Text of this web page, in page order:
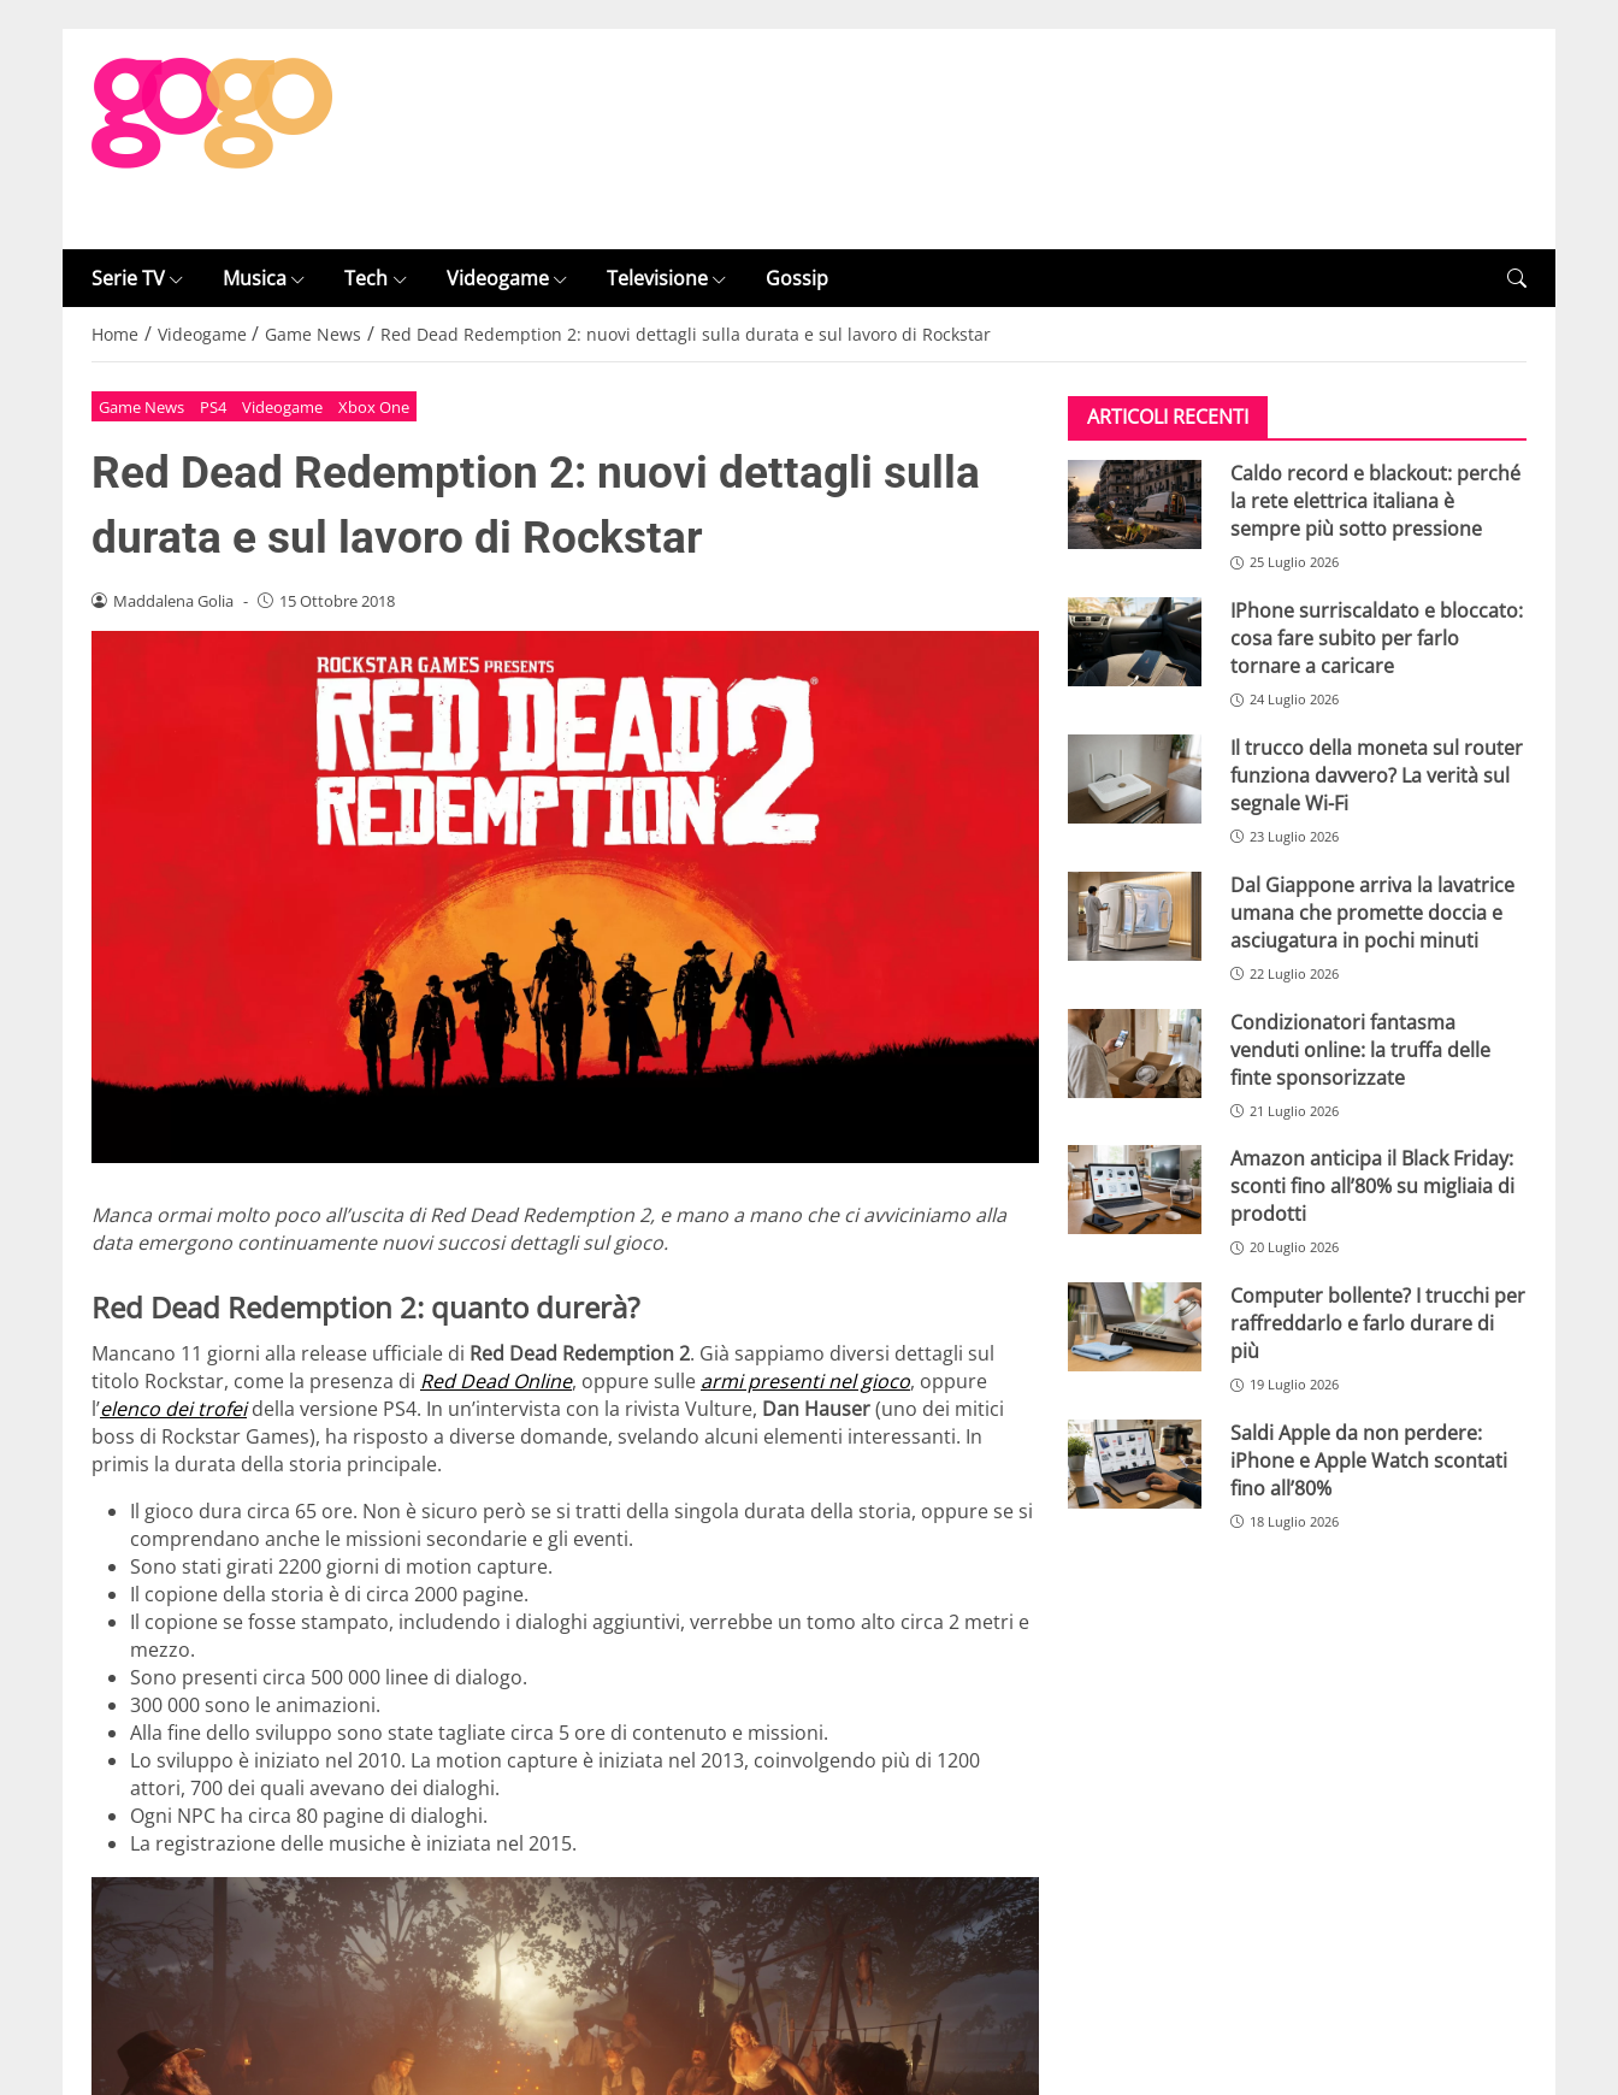
Serie TV Musica Tech Videogame Televisione Gossip
Home / Videogame / Game News / Red Dead Redemption 2: nuovi dettagli sulla durata e sul lavoro di Rockstar
Game News PS4 Videogame Xbox One
Red Dead Redemption 2: nuovi dettagli sulla
durata e sul lavoro di Rockstar
Maddalena Golia - 15 Ottobre 2018
Manca ormai molto poco all’uscita di Red Dead Redemption 2, e mano a mano che ci avviciniamo alla
data emergono continuamente nuovi succosi dettagli sul gioco.
Red Dead Redemption 2: quanto durerà?
Mancano 11 giorni alla release ufficiale di Red Dead Redemption 2. Già sappiamo diversi dettagli sul
titolo Rockstar, come la presenza di Red Dead Online, oppure sulle armi presenti nel gioco, oppure
l’elenco dei trofeidella versione PS4. In un’intervista con la rivista Vulture, Dan Hauser(uno dei mitici
boss di Rockstar Games), ha risposto a diverse domande, svelando alcuni elementi interessanti. In
primis la durata della storia principale.
Il gioco dura circa 65 ore. Non è sicuro però se si tratti della singola durata della storia, oppure se si
comprendano anche le missioni secondarie e gli eventi.
Sono stati girati 2200 giorni di motion capture.
Il copione della storia è di circa 2000 pagine.
Il copione se fosse stampato, includendo i dialoghi aggiuntivi, verrebbe un tomo alto circa 2 metri e
mezzo.
Sono presenti circa 500 000 linee di dialogo.
300 000 sono le animazioni.
Alla fine dello sviluppo sono state tagliate circa 5 ore di contenuto e missioni.
Lo sviluppo è iniziato nel 2010. La motion capture è iniziata nel 2013, coinvolgendo più di 1200
attori, 700 dei quali avevano dei dialoghi.
Ogni NPC ha circa 80 pagine di dialoghi.
La registrazione delle musiche è iniziata nel 2015.
ARTICOLI RECENTI
Caldo record e blackout: perché
la rete elettrica italiana è
sempre più sotto pressione
25 Luglio 2026
IPhone surriscaldato e bloccato:
cosa fare subito per farlo
tornare a caricare
24 Luglio 2026
Il trucco della moneta sul router
funziona davvero? La verità sul
segnale Wi-Fi
23 Luglio 2026
Dal Giappone arriva la lavatrice
umana che promette doccia e
asciugatura in pochi minuti
22 Luglio 2026
Condizionatori fantasma
venduti online: la truffa delle
finte sponsorizzate
21 Luglio 2026
Amazon anticipa il Black Friday:
sconti fino all’80% su migliaia di
prodotti
20 Luglio 2026
Computer bollente? I trucchi per
raffreddarlo e farlo durare di
più
19 Luglio 2026
Saldi Apple da non perdere:
iPhone e Apple Watch scontati
fino all’80%
18 Luglio 2026